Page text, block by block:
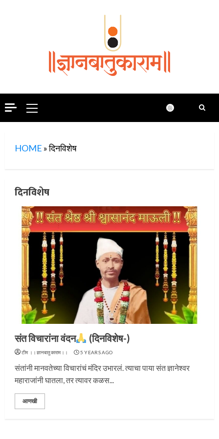
Primary
Menu
HOME »दिनविशेष
दिनविशेष
संत विचारांना वंदन (दिनविशेष-)
टीम ।।ज्ञानबातुकाराम।। 5 YEARS AGO
संतांनी मानवतेच्या विचारांचं मंदिर उभारलं. त्याचा पाया संत ज्ञानेश्वर
महाराजांनी घातला, तर त्यावर कळस...
आणखी